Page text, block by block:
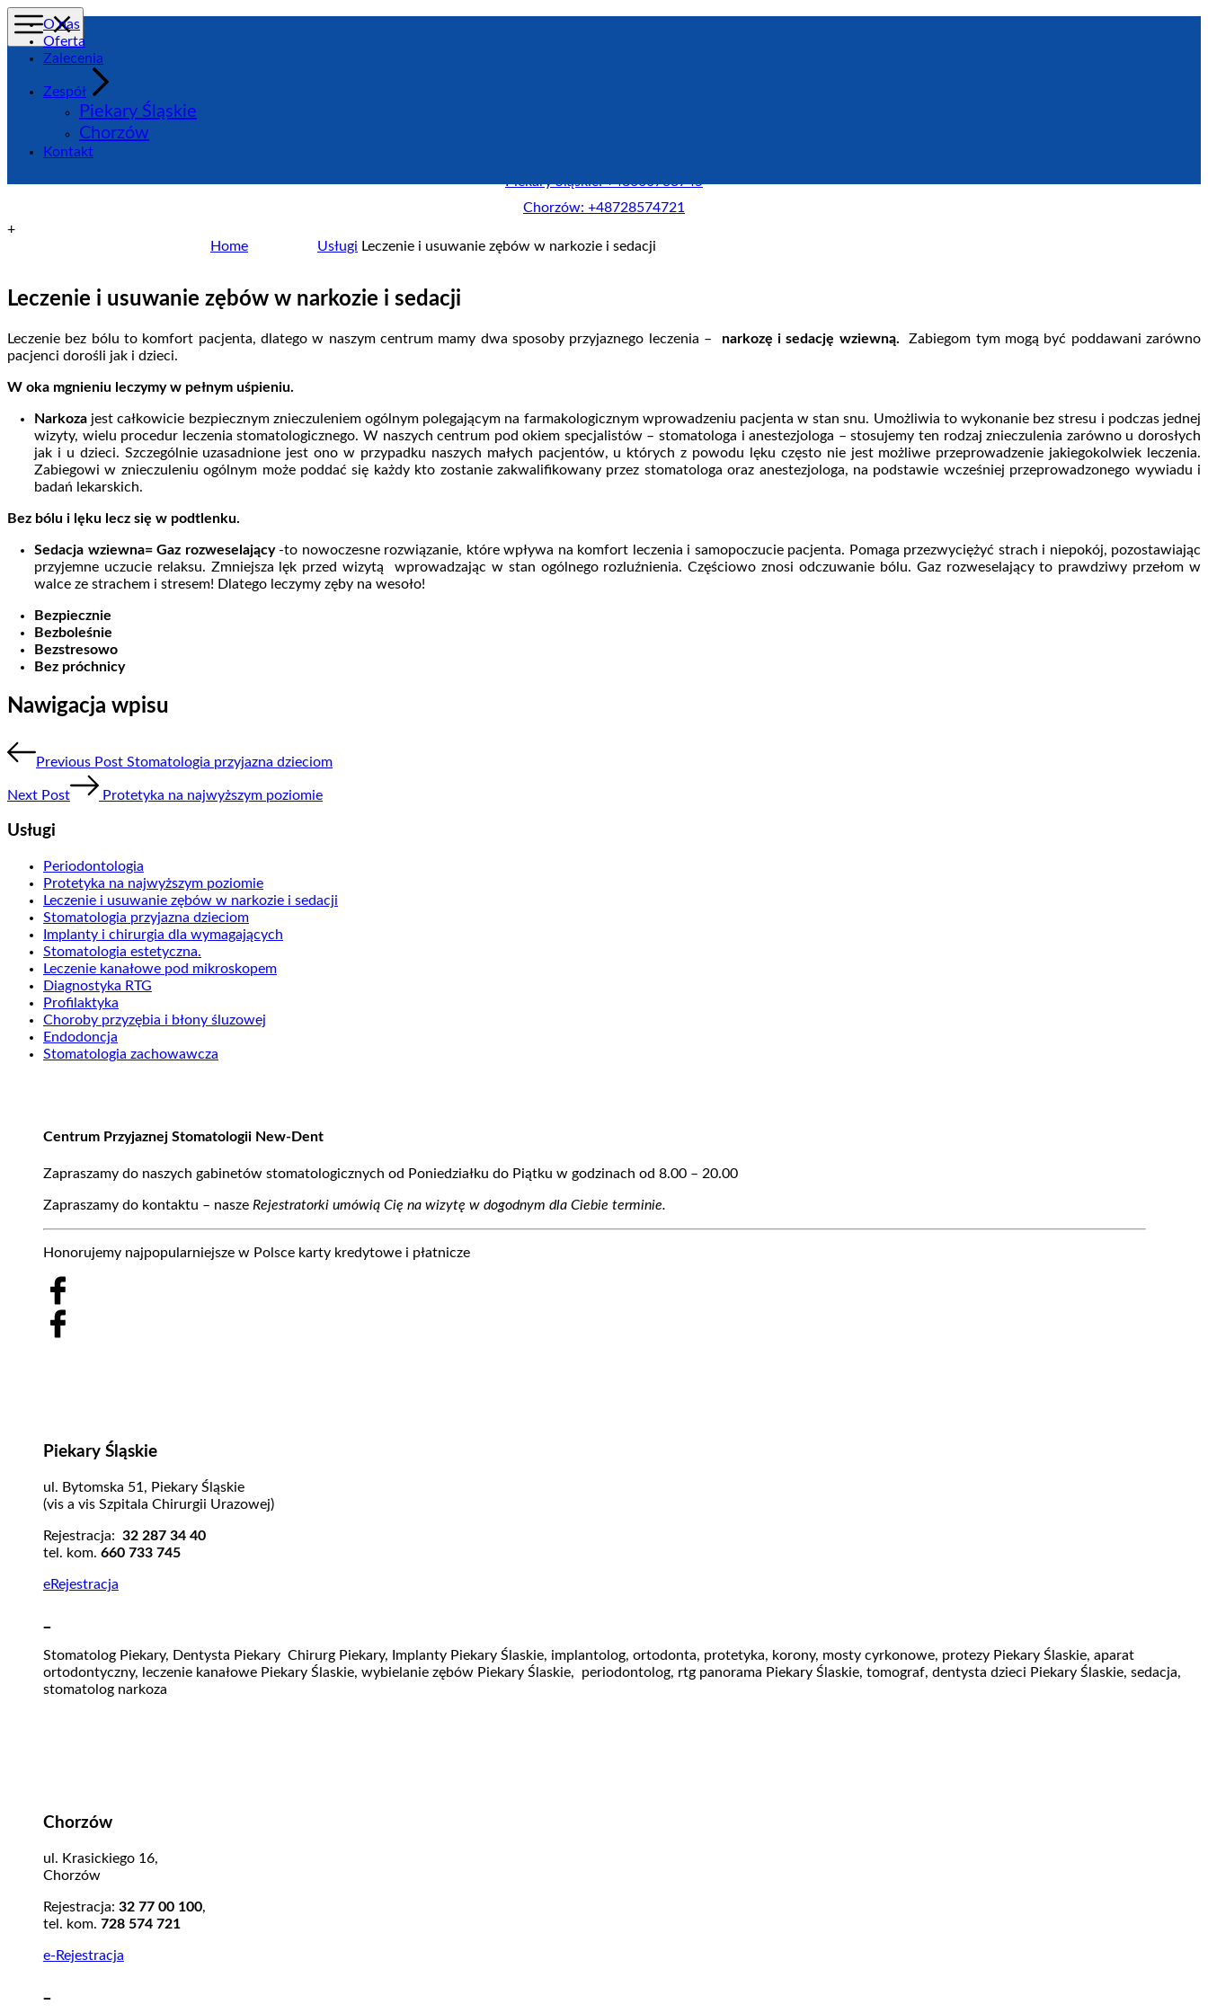
O nas
Oferta
Zalecenia
Zespół
Piekary Śląskie
Chorzów
Kontakt
Piekary Śląskie: +48660733745
Chorzów: +48728574721
+
Home
Usługi Leczenie i usuwanie zębów w narkozie i sedacji
Leczenie i usuwanie zębów w narkozie i sedacji
Leczenie bez bólu to komfort pacjenta, dlatego w naszym centrum mamy dwa sposoby przyjaznego leczenia – narkozę i sedację wziewną.Zabiegom tym mogą być poddawani zarówno
pacjenci dorośli jak i dzieci.
W oka mgnieniu leczymy w pełnym uśpieniu.
Narkoza jest całkowicie bezpiecznym znieczuleniem ogólnym polegającym na farmakologicznym wprowadzeniu pacjenta w stan snu. Umożliwia to wykonanie bez stresu i podczas jednej
wizyty, wielu procedur leczenia stomatologicznego. W naszych centrum pod okiem specjalistów – stomatologa i anestezjologa – stosujemy ten rodzaj znieczulenia zarówno u dorosłych
jak i u dzieci. Szczególnie uzasadnione jest ono w przypadku naszych małych pacjentów, u których z powodu lęku często nie jest możliwe przeprowadzenie jakiegokolwiek leczenia.
Zabiegowi w znieczuleniu ogólnym może poddać się każdy kto zostanie zakwalifikowany przez stomatologa oraz anestezjologa, na podstawie wcześniej przeprowadzonego wywiadu i
badań lekarskich.
Bez bólu i lęku lecz się w podtlenku.
Sedacja wziewna= Gaz rozweselający-to nowoczesne rozwiązanie, które wpływa na komfort leczenia i samopoczucie pacjenta. Pomaga przezwyciężyć strach i niepokój, pozostawiając
przyjemne uczucie relaksu. Zmniejsza lęk przed wizytą wprowadzając w stan ogólnego rozluźnienia. Częściowo znosi odczuwanie bólu. Gaz rozweselający to prawdziwy przełom w
walce ze strachem i stresem! Dlatego leczymy zęby na wesoło!
Bezpiecznie
Bezboleśnie
Bezstresowo
Bez próchnicy
Nawigacja wpisu
Previous Post Stomatologia przyjazna dzieciom
Next Post Protetyka na najwyższym poziomie
Usługi
Periodontologia
Protetyka na najwyższym poziomie
Leczenie i usuwanie zębów w narkozie i sedacji
Stomatologia przyjazna dzieciom
Implanty i chirurgia dla wymagających
Stomatologia estetyczna.
Leczenie kanałowe pod mikroskopem
Diagnostyka RTG
Profilaktyka
Choroby przyzębia i błony śluzowej
Endodoncja
Stomatologia zachowawcza
Centrum Przyjaznej Stomatologii New-Dent
Zapraszamy do naszych gabinetów stomatologicznych od Poniedziałku do Piątku w godzinach od 8.00 – 20.00
Zapraszamy do kontaktu – nasze Rejestratorki umówią Cię na wizytę w dogodnym dla Ciebie terminie.
Honorujemy najpopularniejsze w Polsce karty kredytowe i płatnicze
Piekary Śląskie
ul. Bytomska 51, Piekary Śląskie
(vis a vis Szpitala Chirurgii Urazowej)
Rejestracja: 32 287 34 40
tel. kom. 660 733 745
eRejestracja
Stomatolog Piekary, Dentysta Piekary Chirurg Piekary, Implanty Piekary Ślaskie, implantolog, ortodonta, protetyka, korony, mosty cyrkonowe, protezy Piekary Ślaskie, aparat
ortodontyczny, leczenie kanałowe Piekary Ślaskie, wybielanie zębów Piekary Ślaskie, periodontolog, rtg panorama Piekary Ślaskie, tomograf, dentysta dzieci Piekary Ślaskie, sedacja,
stomatolog narkoza
Chorzów
ul. Krasickiego 16,
Chorzów
Rejestracja: 32 77 00 100,
tel. kom. 728 574 721
e-Rejestracja